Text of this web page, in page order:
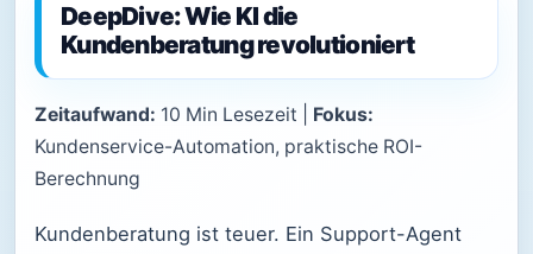
DeepDive: Wie KI die
Kundenberatung revolutioniert
Zeitaufwand: 10 Min Lesezeit | Fokus:
Kundenservice-Automation, praktische ROI-
Berechnung
Kundenberatung ist teuer. Ein Support-Agent